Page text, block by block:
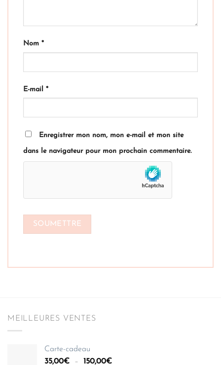
Nom *
E-mail *
Enregistrer mon nom, mon e-mail et mon site
dans le navigateur pour mon prochain commentaire.
MEILLEURES VENTES
Carte-cadeau
35,00€ – 150,00€Plage